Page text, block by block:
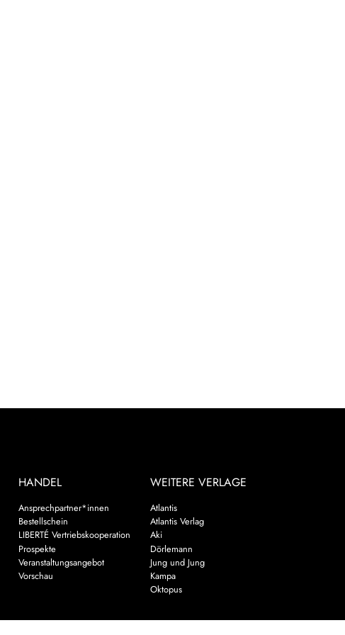
HANDEL
Ansprechpartner*innen
Bestellschein
LIBERTÉ Vertriebskooperation
Prospekte
Veranstaltungsangebot
Vorschau
WEITERE VERLAGE
Atlantis
Atlantis Verlag
Aki
Dörlemann
Jung und Jung
Kampa
Oktopus